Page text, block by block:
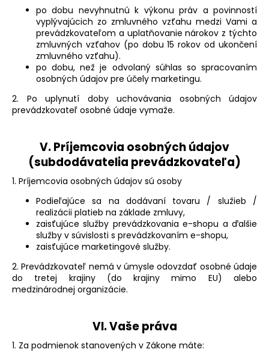
po dobu nevyhnutnú k výkonu práv a povinností
vyplývajúcich zo zmluvného vzťahu medzi Vami a
prevádzkovateľom a uplatňovanie nárokov z týchto
zmluvných vzťahov (po dobu 15 rokov od ukončení
zmluvného vzťahu).
po dobu, než je odvolaný súhlas so spracovaním
osobných údajov pre účely marketingu.
2. Po uplynutí doby uchovávania osobných údajov
prevádzkovateľ osobné údaje vymaže.
V.Príjemcovia osobných údajov
(subdodávatelia prevádzkovateľa)
1. Príjemcovia osobných údajov sú osoby
Podieľajúce sa na dodávaní tovaru / služieb /
realizácii platieb na základe zmluvy,
zaisťujúce služby prevádzkovania e-shopu a ďalšie
služby v súvislosti s prevádzkovaním e-shopu,
zaisťujúce marketingové služby.
2. Prevádzkovateľ nemá v úmysle odovzdať osobné údaje
do tretej krajiny (do krajiny mimo EU) alebo
medzinárodnej organizácie.
VI.Vaše práva
1. Za podmienok stanovených v Zákone máte: